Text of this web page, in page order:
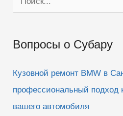
о
с
Вопросы о Субару
Кузовной ремонт BMW в
профессиональный подход
вашего автомобиля